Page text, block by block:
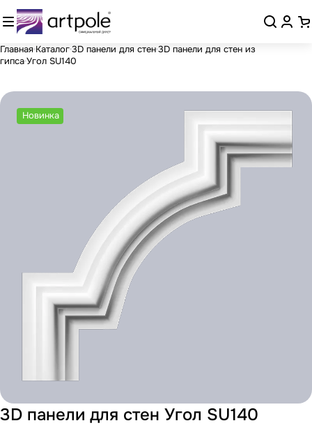
Главная Каталог3D панели для стен3D панели для стен из
гипсаУгол SU140
Новинка
3D панели для стен Угол SU140